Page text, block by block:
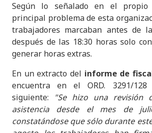
Según lo señalado en el propio
principal problema de esta
trabajadores marcaban antes de
después de las 18:30 horas solo
generar horas extras.
En un extracto del informe de
encuentra en el ORD. 3291/
siguiente:
"Se hizo una revisión
asistencia desde el mes de
constatándose que sólo durante